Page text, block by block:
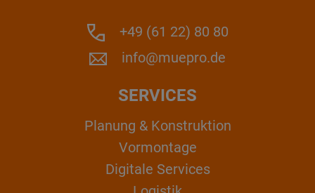
+49 (61 22) 80 80
info@muepro.de
SERVICES
Planung & Konstruktion
Vormontage
Digitale Services